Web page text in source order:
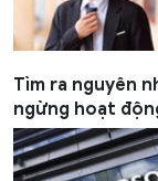
Tìm ra nguyên
ngừng hoạt